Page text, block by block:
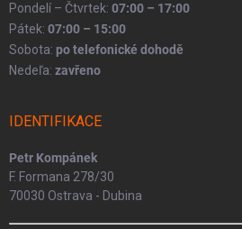
Pondelí – Čtvrtek: 07:00 – 17:00
Pátek: 07:00 – 15:00
Sobota: po telefonické dohodě
Nedeľa: zavřeno
IDENTIFIKACE
Petr Kompánek
F. Formana 278/30
70030 Ostrava - Dubina